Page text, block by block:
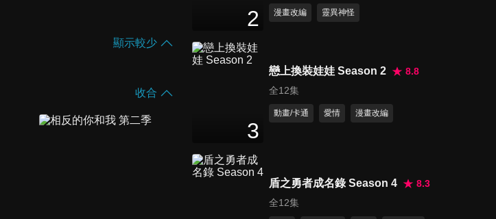
顯示較少
收合
24分鐘
24分鐘
第11集 學長是怎麼想的/學長真
第12集 沒人愛脫隊海蟑螂學長
2 漫畫改編 靈異神怪
3
戀上換裝娃娃 Season 2
8.8
全12集
動畫/卡通 愛情 漫畫改編
盾之勇者成名錄 Season 4
8.3
全12集